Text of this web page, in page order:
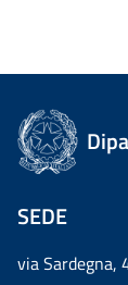
SEDE
via Sardegna,